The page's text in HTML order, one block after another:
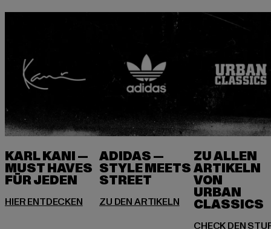
KARL KANI —
MUST HAVES
FÜR JEDEN
ADIDAS —
STYLE MEETS
ZU ALLEN
ARTIKELN
VON
URBAN